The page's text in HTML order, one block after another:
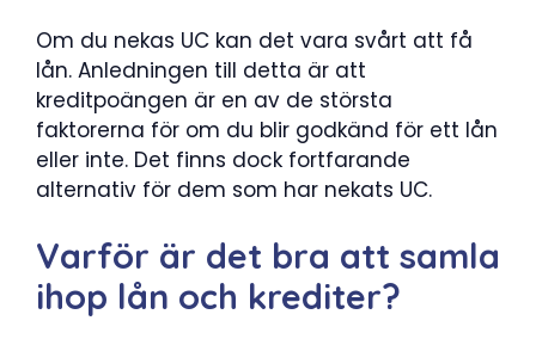
Om du nekas UC kan det vara svårt att få
lån. Anledningen till detta är att
kreditpoängen är en av de största
faktorerna för om du blir godkänd för ett lån
eller inte. Det finns dock fortfarande
alternativ för dem som har nekats UC.
Varför är det bra att samla
ihop lån och krediter?